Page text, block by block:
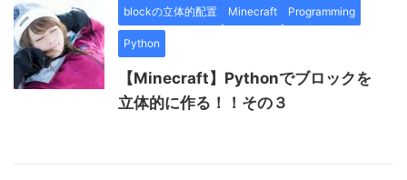
blockの立体的配置 Minecraft Programming
Python
【Minecraft】Pythonでブロックを
立体的に作る！！その３